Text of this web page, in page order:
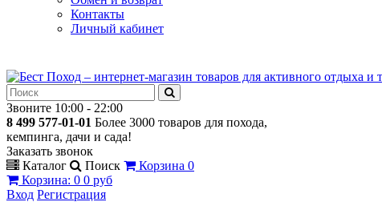
Контакты
Личный кабинет
Звоните 10:00 - 22:00
8 499 577-01-01 Более 3000 товаров для похода,
кемпинга, дачи и сада!
Заказать звонок
Каталог
Поиск Корзина 0
Корзина: 0 0 руб
Вход Регистрация